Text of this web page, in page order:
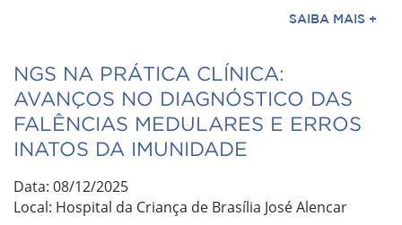
SAIBA MAIS +
NGS NA PRÁTICA CLÍNICA:
AVANÇOS NO DIAGNÓSTICO DAS
FALÊNCIAS MEDULARES E ERROS
INATOS DA IMUNIDADE
Data: 08/12/2025
Local: Hospital da Criança de Brasília José Alencar